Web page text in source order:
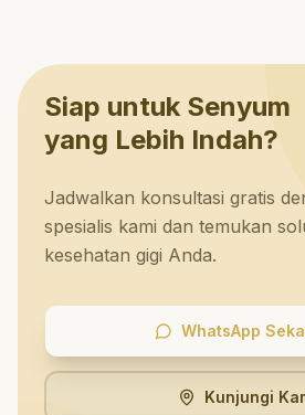
Siap untuk Senyum
yang Lebih Indah?
Jadwalkan konsultasi gratis
spesialis kami dan temukan
kesehatan gigi Anda.
WhatsApp
Kunjungi